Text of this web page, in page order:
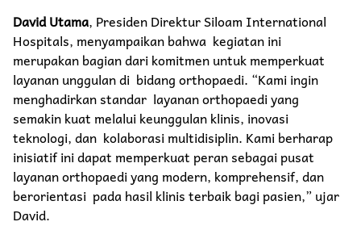
David Utama, Presiden Direktur Siloam International
Hospitals, menyampaikan bahwa kegiatan ini
merupakan bagian dari komitmen untuk memperkuat
layanan unggulan di bidang orthopaedi. “Kami ingin
menghadirkan standar layanan orthopaedi yang
semakin kuat melalui keunggulan klinis, inovasi
teknologi, dan kolaborasi multidisiplin. Kami berharap
inisiatif ini dapat memperkuat peran sebagai pusat
layanan orthopaedi yang modern, komprehensif, dan
berorientasi pada hasil klinis terbaik bagi pasien,” ujar
David.